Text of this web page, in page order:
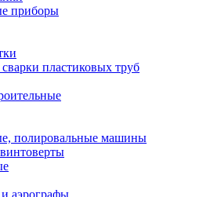
приборы
пластиковых труб
полировальные машины
аэрографы